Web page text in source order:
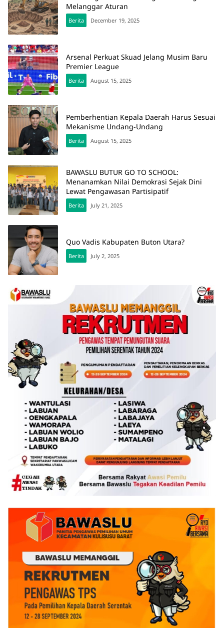
Melanggar Aturan
Berita December 19, 2025
Arsenal Perkuat Skuad Jelang Musim Baru
Premier League
Berita August 15, 2025
Pemberhentian Kepala Daerah Harus Sesuai
Mekanisme Undang-Undang
Berita August 15, 2025
BAWASLU BUTUR GO TO SCHOOL:
Menanamkan Nilai Demokrasi Sejak Dini
Lewat Pengawasan Partisipatif
Berita July 21, 2025
Quo Vadis Kabupaten Buton Utara?
Berita July 2, 2025